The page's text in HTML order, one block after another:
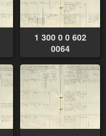
1 300 0 0 602
0064